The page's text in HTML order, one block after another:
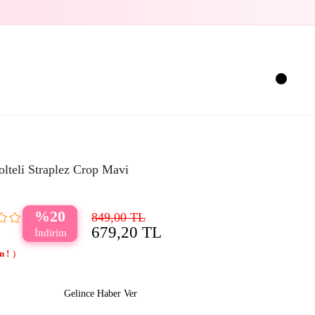
Straplez Crop Mavi
20 849,00 TL
679,20 TL
Gelince Haber Ver